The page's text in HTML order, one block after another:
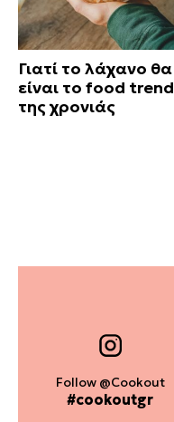
Γιατί το λάχανο θα
είναι το food trend
της χρονιάς
Follow @Cookout
#cookoutgr